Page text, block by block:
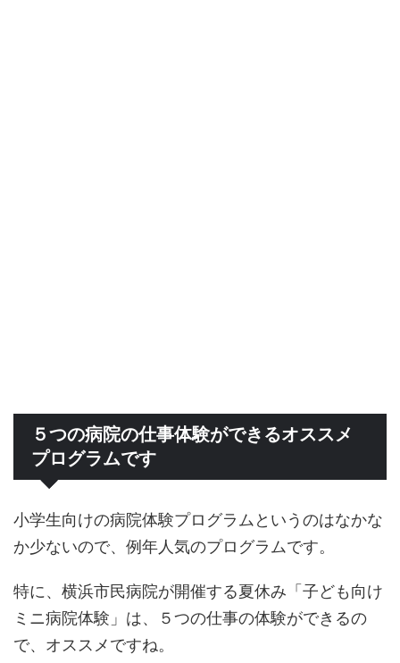
５つの病院の仕事体験ができるオススメ
プログラムです
小学生向けの病院体験プログラムというのはなかな
か少ないので、例年人気のプログラムです。
特に、横浜市民病院が開催する夏休み「子ども向け
ミニ病院体験」は、５つの仕事の体験ができるの
で、オススメですね。